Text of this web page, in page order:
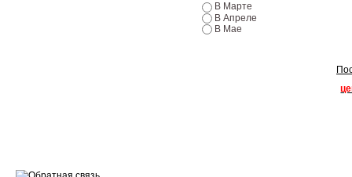
В Марте
В Апреле
В Мае